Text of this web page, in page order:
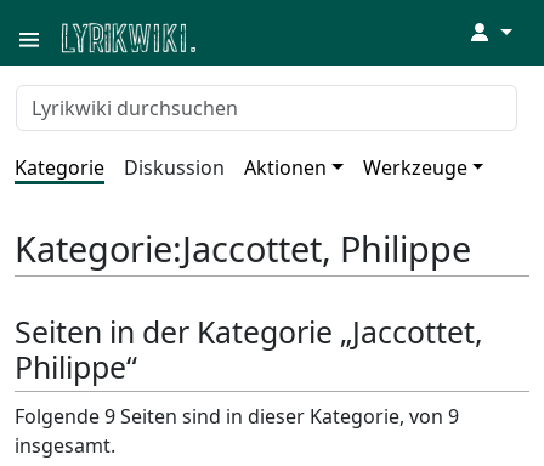
↓
Kategorie Diskussion Aktionen Werkzeuge
Kategorie:Jaccottet, Philippe
Seiten in der Kategorie „Jaccottet,
Philippe“
Folgende 9 Seiten sind in dieser Kategorie, von 9
insgesamt.